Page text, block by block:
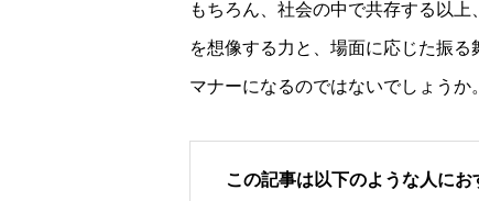
もちろん、社会の中で共存する以
を想像する力と、場面に応じた振
マナーになるのではないでしょうか。
この記事は以下のような人にお